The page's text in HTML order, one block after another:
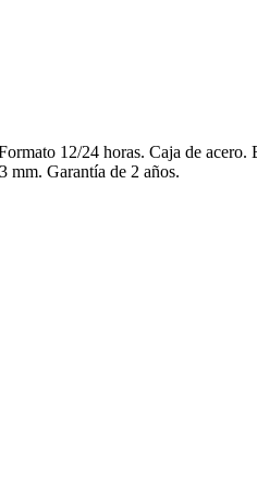
12/24 horas. Caja de acero.
mm. Garantía de 2 años.